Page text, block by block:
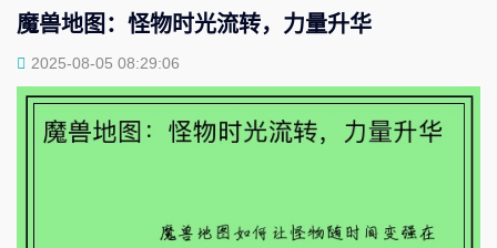
魔兽地图：怪物时光流转，力量升华
2025-08-05 08:29:06